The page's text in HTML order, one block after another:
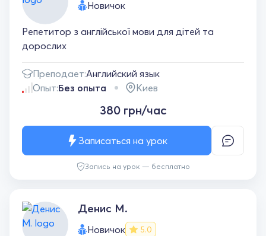
Новичок
Репетитор з англійської мови для дітей та
дорослих
Преподает:Английский язык
Опыт:Без опыта Киев
380 грн/час
Запись на урок — бесплатно
Записаться на урок
Денис М.
Новичок 5.0